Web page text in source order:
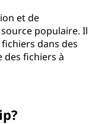
et de
populaire. Il
dans des
des fichiers à